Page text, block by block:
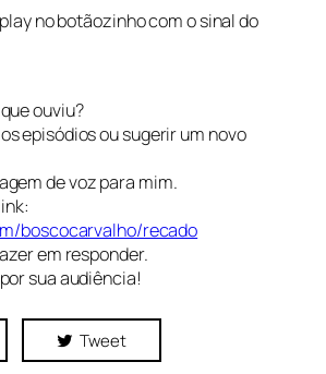
no botãozinho com o sinal do
ouviu?
episódios ou sugerir um novo
de voz para mim.
boscocarvalho/recado
em responder.
sua audiência!
Tweet